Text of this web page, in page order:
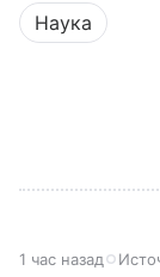
Наука
1 час назад